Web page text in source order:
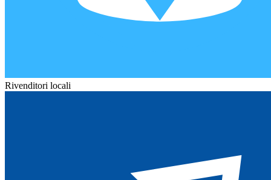
Rivenditori locali